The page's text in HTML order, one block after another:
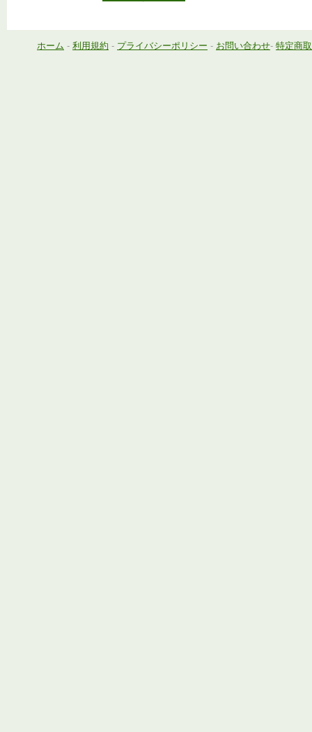
ホーム - 利用規約 - プライバシーポリシー - お問い合わせ- 特定商